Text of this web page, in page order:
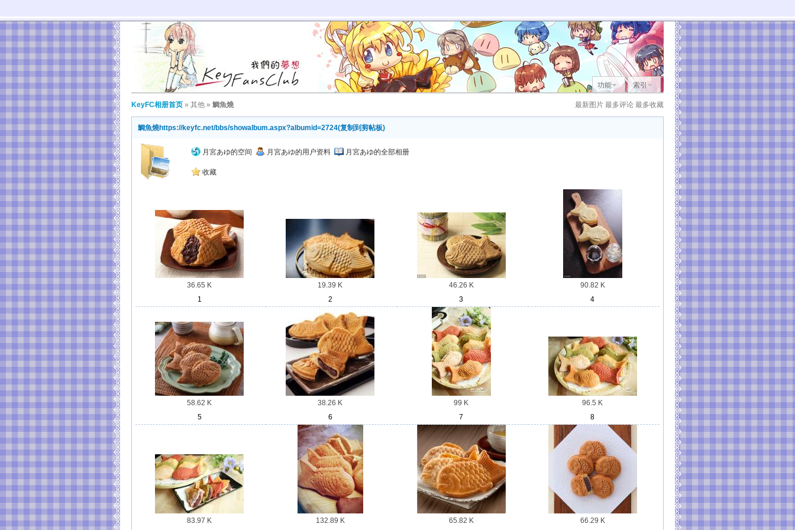
功能 索引
最新图片 最多评论 最多收藏
KeyFC相册首页 » 其他 » 鯛魚燒
鯛魚燒https://keyfc.net/bbs/showalbum.aspx?albumid=2724(复制到剪帖板)
月宮あゆ的空间 月宮あゆ的用户资料 月宮あゆ的全部相册
收藏
36.65 K
1
19.39 K
2
46.26 K
3
90.82 K
4
58.62 K
5
38.26 K
6
99 K
7
96.5 K
8
83.97 K 132.89 K 65.82 K 66.29 K